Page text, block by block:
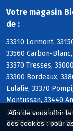
Afin de vous offrir
des cookies : pour
Votre magasin
de :
33310 Lormont,
33560 Carbon-
33370 Tresses,
33300 Bordeaux,
Eulalie, 33370
Montussan, 33440
33450 St-Loubès,
33370 Salleboeuf,